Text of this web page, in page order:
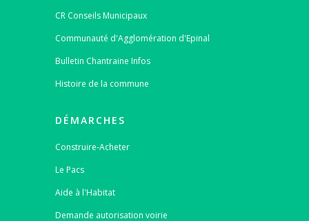
CR Conseils Municipaux
Communauté d'Agglomération d'Epinal
Bulletin Chantraine Infos
Histoire de la commune
DÉMARCHES
Construire-Acheter
Le Pacs
Aide à l'Habitat
Demande autorisation voirie